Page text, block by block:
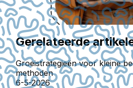
Gerelateerde
Groeistrategieën voor kleine
methoden
6-5-2026